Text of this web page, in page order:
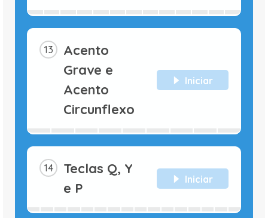
Acento
Grave e
Acento
Circunflexo
Iniciar
Teclas Q, Y
e P
Iniciar